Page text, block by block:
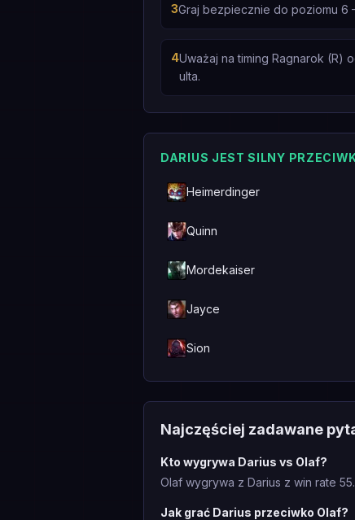
3Graj bezpiecznie do poziomu 6
4Uważaj na timing Ragnarok (R)
ulta.
DARIUS JEST SILNY
Heimerdinger
Quinn
Mordekaiser
Jayce
Sion
Najczęściej zadawane
Kto wygrywa Darius vs Olaf?
Olaf wygrywa z Darius z win rate
Jak grać Darius przeciwko Olaf?